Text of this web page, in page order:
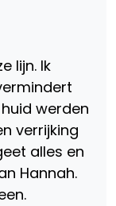
lijn. Ik
werden
verrijking
alles en
Hannah.